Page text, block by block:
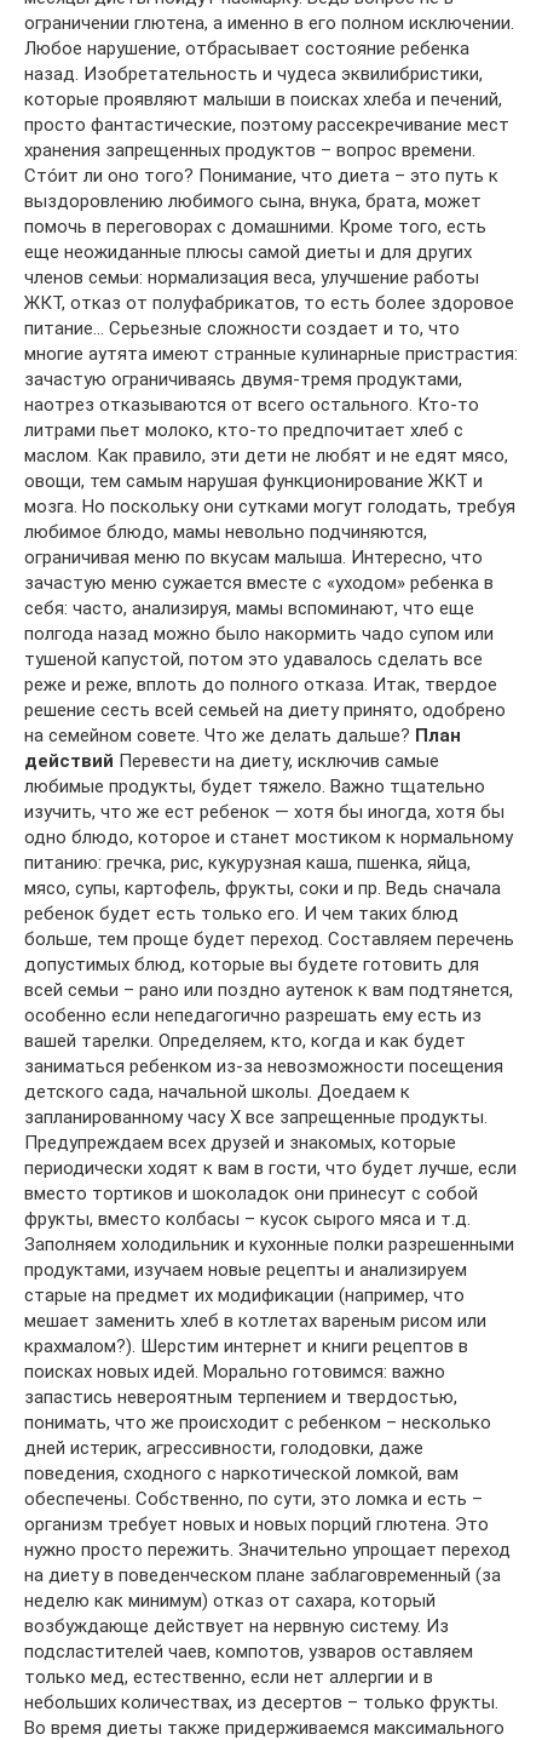
ограничении глютена, а именно в его полном исключении.
Любое нарушение, отбрасывает состояние ребенка
назад. Изобретательность и чудеса эквилибристики,
которые проявляют малыши в поисках хлеба и печений,
просто фантастические, поэтому рассекречивание мест
хранения запрещенных продуктов – вопрос времени.
Стóит ли оно того? Понимание, что диета – это путь к
выздоровлению любимого сына, внука, брата, может
помочь в переговорах с домашними. Кроме того, есть
еще неожиданные плюсы самой диеты и для других
членов семьи: нормализация веса, улучшение работы
ЖКТ, отказ от полуфабрикатов, то есть более здоровое
питание… Серьезные сложности создает и то, что
многие аутята имеют странные кулинарные пристрастия:
зачастую ограничиваясь двумя-тремя продуктами,
наотрез отказываются от всего остального. Кто-то
литрами пьет молоко, кто-то предпочитает хлеб с
маслом. Как правило, эти дети не любят и не едят мясо,
овощи, тем самым нарушая функционирование ЖКТ и
мозга. Но поскольку они сутками могут голодать, требуя
любимое блюдо, мамы невольно подчиняются,
ограничивая меню по вкусам малыша. Интересно, что
зачастую меню сужается вместе с «уходом» ребенка в
себя: часто, анализируя, мамы вспоминают, что еще
полгода назад можно было накормить чадо супом или
тушеной капустой, потом это удавалось сделать все
реже и реже, вплоть до полного отказа. Итак, твердое
решение сесть всей семьей на диету принято, одобрено
на семейном совете. Что же делать дальше? План
действий Перевести на диету, исключив самые
любимые продукты, будет тяжело. Важно тщательно
изучить, что же ест ребенок — хотя бы иногда, хотя бы
одно блюдо, которое и станет мостиком к нормальному
питанию: гречка, рис, кукурузная каша, пшенка, яйца,
мясо, супы, картофель, фрукты, соки и пр. Ведь сначала
ребенок будет есть только его. И чем таких блюд
больше, тем проще будет переход. Составляем перечень
допустимых блюд, которые вы будете готовить для
всей семьи – рано или поздно аутенок к вам подтянется,
особенно если непедагогично разрешать ему есть из
вашей тарелки. Определяем, кто, когда и как будет
заниматься ребенком из-за невозможности посещения
детского сада, начальной школы. Доедаем к
запланированному часу Х все запрещенные продукты.
Предупреждаем всех друзей и знакомых, которые
периодически ходят к вам в гости, что будет лучше, если
вместо тортиков и шоколадок они принесут с собой
фрукты, вместо колбасы – кусок сырого мяса и т.д.
Заполняем холодильник и кухонные полки разрешенными
продуктами, изучаем новые рецепты и анализируем
старые на предмет их модификации (например, что
мешает заменить хлеб в котлетах вареным рисом или
крахмалом?). Шерстим интернет и книги рецептов в
поисках новых идей. Морально готовимся: важно
запастись невероятным терпением и твердостью,
понимать, что же происходит с ребенком – несколько
дней истерик, агрессивности, голодовки, даже
поведения, сходного с наркотической ломкой, вам
обеспечены. Собственно, по сути, это ломка и есть –
организм требует новых и новых порций глютена. Это
нужно просто пережить. Значительно упрощает переход
на диету в поведенческом плане заблаговременный (за
неделю как минимум) отказ от сахара, который
возбуждающе действует на нервную систему. Из
подсластителей чаев, компотов, узваров оставляем
только мед, естественно, если нет аллергии и в
небольших количествах, из десертов – только фрукты.
Во время диеты также придерживаемся максимального